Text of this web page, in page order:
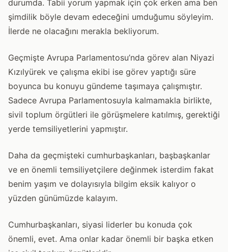
durumda. Tabii yorum yapmak için çok erken ama ben
şimdilik böyle devam edeceğini umduğumu söyleyim.
İlerde ne olacağını merakla bekliyorum.
Geçmişte Avrupa Parlamentosu’nda görev alan Niyazi
Kızılyürek ve çalışma ekibi ise görev yaptığı süre
boyunca bu konuyu gündeme taşımaya çalışmıştır.
Sadece Avrupa Parlamentosuyla kalmamakla birlikte,
sivil toplum örgütleri ile görüşmelere katılmış, gerektiği
yerde temsiliyetlerini yapmıştır.
Daha da geçmişteki cumhurbaşkanları, başbaşkanlar
ve en önemli temsiliyetçilere değinmek isterdim fakat
benim yaşım ve dolayısıyla bilgim eksik kalıyor o
yüzden günümüzde kalayım.
Cumhurbaşkanları, siyasi liderler bu konuda çok
önemli, evet. Ama onlar kadar önemli bir başka etken